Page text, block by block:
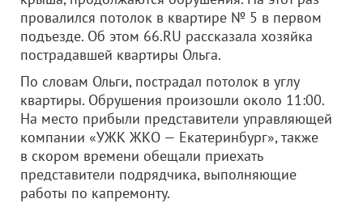
провалился потолок в квартире № 5 в первом
подъезде. Об этом 66.RU рассказала хозяйка
пострадавшей квартиры Ольга.
По словам Ольги, пострадал потолок в углу
квартиры. Обрушения произошли около 11:00.
На место прибыли представители управляющей
компании «УЖК ЖКО — Екатеринбург», также
в скором времени обещали приехать
представители подрядчика, выполняющие
работы по капремонту.